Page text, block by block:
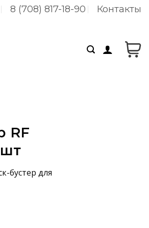
8 (708) 817-18-90 Контакты
RF
шт
бустер для